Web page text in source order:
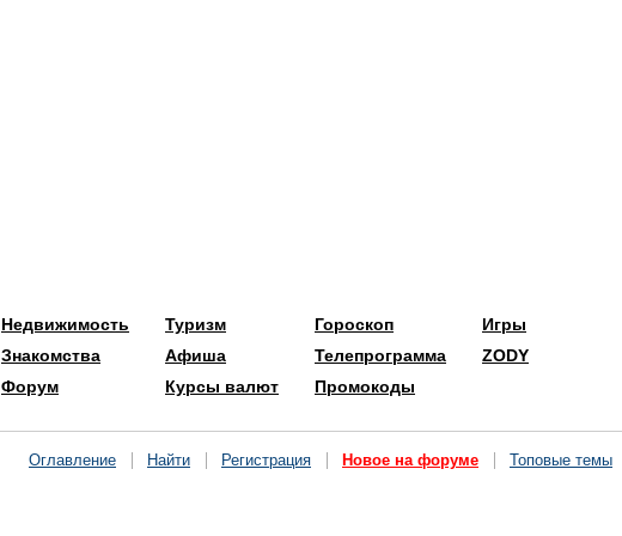
Недвижимость
Знакомства
Форум
Туризм
Афиша
Курсы валют
Гороскоп
Телепрограмма
Промокоды
Игры
ZODY
Оглавление Найти Регистрация Новое на форуме Топовые темы